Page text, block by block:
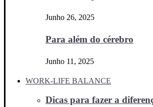
Junho 26, 2025
Para além do cérebro
Junho 11, 2025
WORK-LIFE BALANCE
Dicas para fazer a